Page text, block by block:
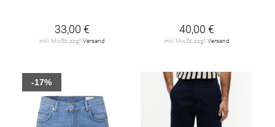
33,00 €
inkl. MwSt. zzgl. Versand
40,00 €
inkl. MwSt. zzgl. Versand
-17%